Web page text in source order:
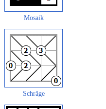
Mosaik
Schräge